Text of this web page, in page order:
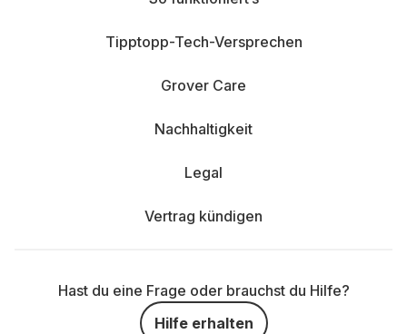
Tipptopp-Tech-Versprechen
Grover Care
Nachhaltigkeit
Legal
Vertrag kündigen
Hast du eine Frage oder brauchst du Hilfe?
Hilfe erhalten